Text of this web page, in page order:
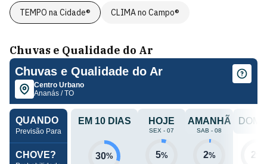
TEMPO na Cidade® CLIMA no Campo®
Chuvas e Qualidade do Ar